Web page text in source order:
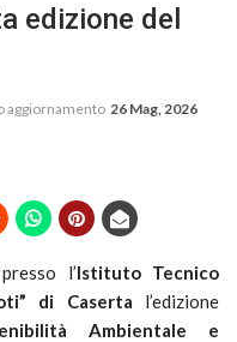
edizione del
aggiornamento 26 Mag, 2026
l’Istituto Tecnico
di Caserta l’edizione
Ambientale e